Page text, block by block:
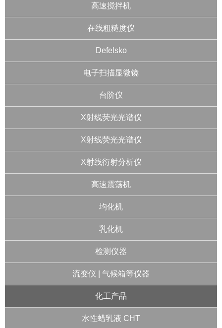
高速搅拌机
在线粗糙度仪
Defelsko
电子扫描显微镜
台阶仪
X射线荧光光谱仪
X射线荧光光谱仪
X射线衍射分析仪
高速震荡机
均化机
乳化机
检测仪器
流变仪 | 气候箱等仪器
化工产品
水性蜡乳液 CHT